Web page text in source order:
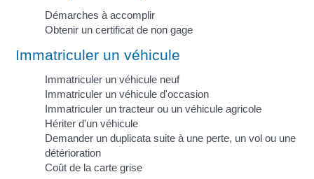
Démarches à accomplir
Obtenir un certificat de non gage
Immatriculer un véhicule
Immatriculer un véhicule neuf
Immatriculer un véhicule d'occasion
Immatriculer un tracteur ou un véhicule agricole
Hériter d'un véhicule
Demander un duplicata suite à une perte, un vol ou une
détérioration
Coût de la carte grise